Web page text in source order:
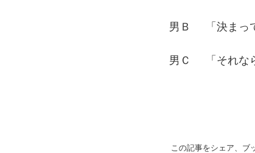
男Ｂ 「決ま
男Ｃ 「それ
この記事をシェア、ブ